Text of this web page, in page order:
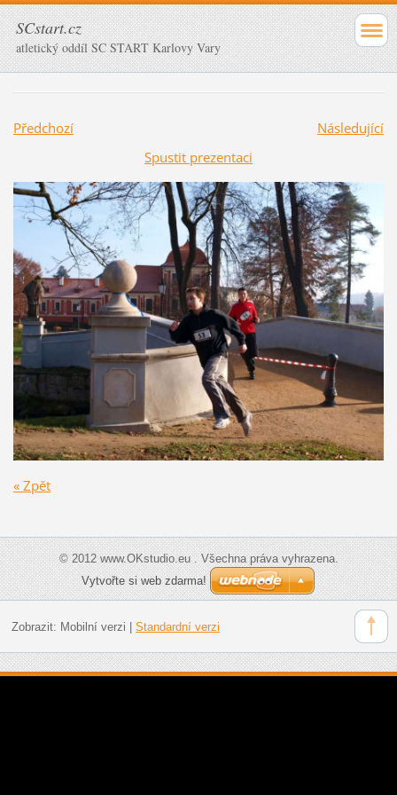
SCstart.cz
atletický oddíl SC START Karlovy Vary
Předchozí
Následující
Spustit prezentaci
« Zpět
© 2012 www.OKstudio.eu . Všechna práva vyhrazena.
Vytvořte si web zdarma!
Zobrazit: Mobilní verzi Standardní verzi